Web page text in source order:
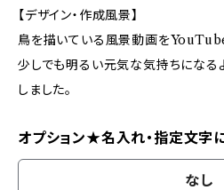
【デザイン・作成風景】
鳥を描いている風景動画をYouTube
少しでも明るい元気な気持ちになる
しました。
オプション★名入れ・指定文字
なし